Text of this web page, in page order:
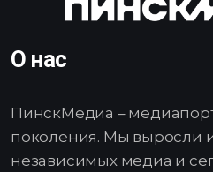
О нас
ПинскМедиа –
поколения. Мы выросли
независимых медиа и